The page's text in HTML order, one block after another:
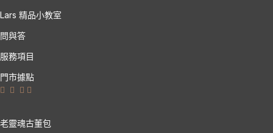
Lars 精品小教室
問與答
服務項目
門市據點
老靈魂古董包